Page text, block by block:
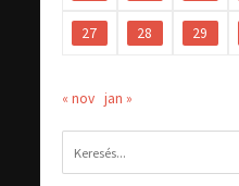
27 28 29
« nov jan »